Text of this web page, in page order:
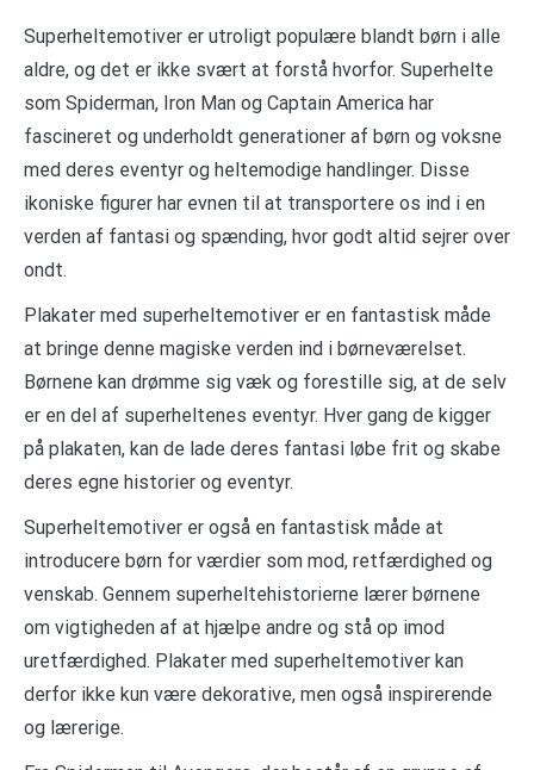
Superheltemotiver er utroligt populære blandt børn i alle
aldre, og det er ikke svært at forstå hvorfor. Superhelte
som Spiderman, Iron Man og Captain America har
fascineret og underholdt generationer af børn og voksne
med deres eventyr og heltemodige handlinger. Disse
ikoniske figurer har evnen til at transportere os ind i en
verden af fantasi og spænding, hvor godt altid sejrer over
ondt.
Plakater med superheltemotiver er en fantastisk måde
at bringe denne magiske verden ind i børneværelset.
Børnene kan drømme sig væk og forestille sig, at de selv
er en del af superheltenes eventyr. Hver gang de kigger
på plakaten, kan de lade deres fantasi løbe frit og skabe
deres egne historier og eventyr.
Superheltemotiver er også en fantastisk måde at
introducere børn for værdier som mod, retfærdighed og
venskab. Gennem superheltehistorierne lærer børnene
om vigtigheden af at hjælpe andre og stå op imod
uretfærdighed. Plakater med superheltemotiver kan
derfor ikke kun være dekorative, men også inspirerende
og lærerige.